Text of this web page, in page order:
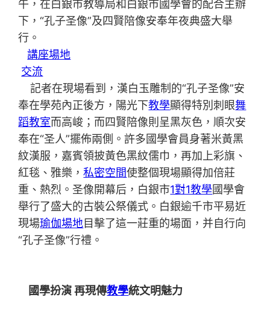
午，在白銀市教導局和白銀市國學會的配合主辦
下，“孔子圣像”及四賢陪像安奉年夜典盛大舉
行。
講座場地
交流
記者在現場看到，漢白玉雕制的“孔子圣像”安
奉在學苑內正後方，陽光下教學顯得特別刺眼舞
蹈教室而高峻；而四賢陪像則呈黑灰色，順次安
奉在“圣人”擺佈兩側。許多國學會員身著米黃黑
紋漢服，嘉賓領披黃色黑紋儒巾，再加上彩旗、
紅毯、雅樂，私密空間使整個現場顯得加倍莊
重、熱烈。圣像開幕后，白銀市1對1教學國學會
舉行了盛大的古裝公祭儀式。白銀逾千市平易近
現場瑜伽場地目擊了這一莊重的場面，并自行向
“孔子圣像”行禮。
國學扮演 再現傳教學統文明魅力